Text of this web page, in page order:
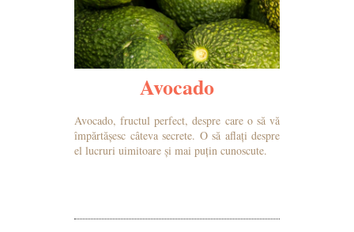
Avocado
Avocado, fructul perfect, despre care o să vă
împărtășesc câteva secrete. O să aflați despre
el lucruri uimitoare și mai puțin cunoscute.